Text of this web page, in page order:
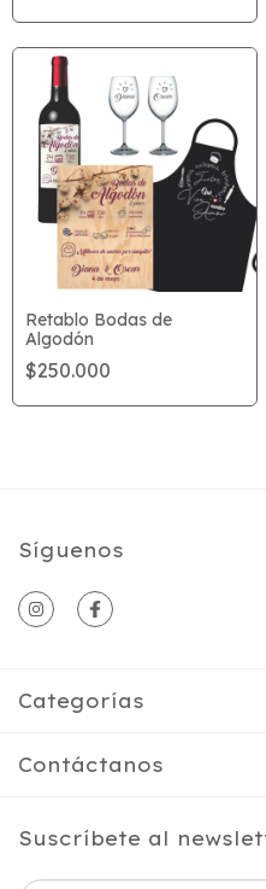
Retablo Bodas de
Algodón
$250.000
Síguenos
Categorías
Contáctanos
Suscríbete al